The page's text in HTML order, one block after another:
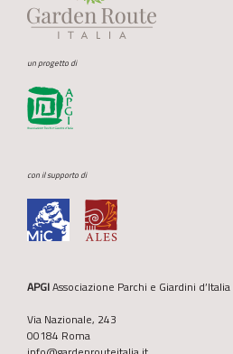
un progetto di
con il supporto di
APGIAssociazione Parchi e Giardini d’Italia
Via Nazionale, 243
00184 Roma